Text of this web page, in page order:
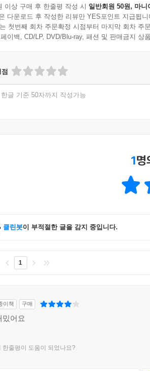
이상 구매 후 한줄평 작성 시 일반회원 50원, 마니
다운로드 후 작성한 리뷰만 YES포인트 지급됩니
첫번째 회차 주문확정 시점부터 마지막 회차 주
이백, CD/LP, DVD/Blu-ray, 패션 및 판매금지 상
한글 기준 50자까지 작성가능
1명
클린봇이 부적절한 글을 감지 중입니다.
1
이책 구매
밌어요
한줄평이 도움이 되었나요?